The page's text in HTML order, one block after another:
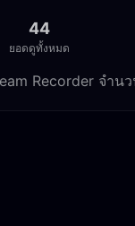
44
ยอดดูทั้งหมด
Recorder จำ